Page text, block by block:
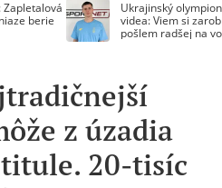
Zapletalová
berie
Ukrajinský
videa: Viem si
pošlem radšej na
z úzadia
20-tisíc